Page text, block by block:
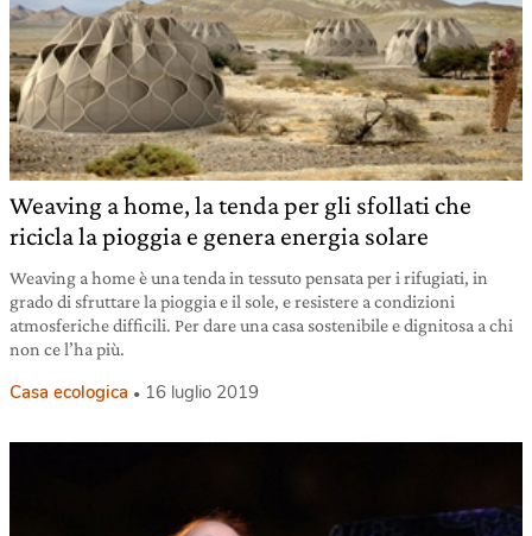
Weaving a home, la tenda per gli sfollati che
ricicla la pioggia e genera energia solare
Weaving a home è una tenda in tessuto pensata per i rifugiati, in
grado di sfruttare la pioggia e il sole, e resistere a condizioni
atmosferiche difficili. Per dare una casa sostenibile e dignitosa a chi
non ce l’ha più.
Casa ecologica 16 luglio 2019